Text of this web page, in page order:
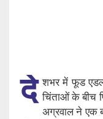
दे शभर में फूड
चिंताओं के बीच
अग्रवाल ने एक